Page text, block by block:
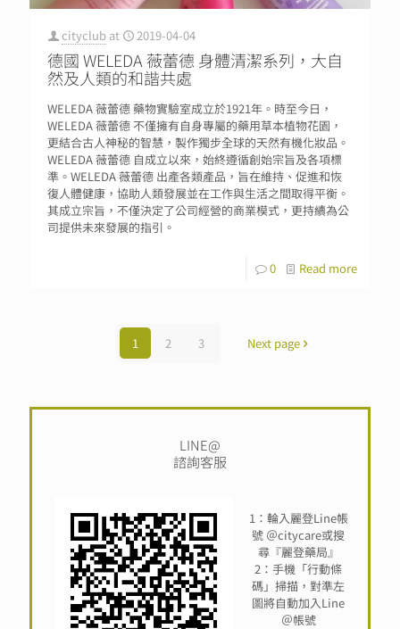
cityclub at 2019-04-04
德國 WELEDA 薇蕾德 身體清潔系列，大自
然及人類的和諧共處
WELEDA 薇蕾德 藥物實驗室成立於1921年。時至今日，
WELEDA 薇蕾德 不僅擁有自身專屬的藥用草本植物花園，
更結合古人神秘的智慧，製作獨步全球的天然有機化妝品。
WELEDA 薇蕾德 自成立以來，始終遵循創始宗旨及各項標
準。WELEDA 薇蕾德 出產各類產品，旨在維持、促進和恢
復人體健康，協助人類發展並在工作與生活之間取得平衡。
其成立宗旨，不僅決定了公司經營的商業模式，更持續為公
司提供未來發展的指引。
0 Read more
1 2 3 Next page
LINE@
諮詢客服
1：輪入麗登Line帳
號 ＠citycare或搜
尋『麗登藥局』
2：手機「行動條
碼」掃描，對準左
圖將自動加入Line
＠帳號